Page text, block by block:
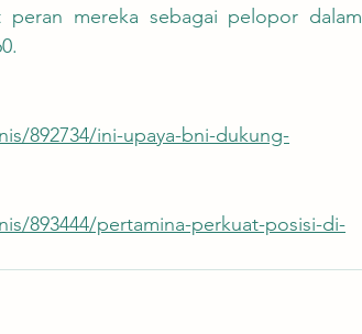
mereka sebagai pelopor dalam
892734/ini-upaya-bni-dukung-
893444/pertamina-perkuat-posisi-di-